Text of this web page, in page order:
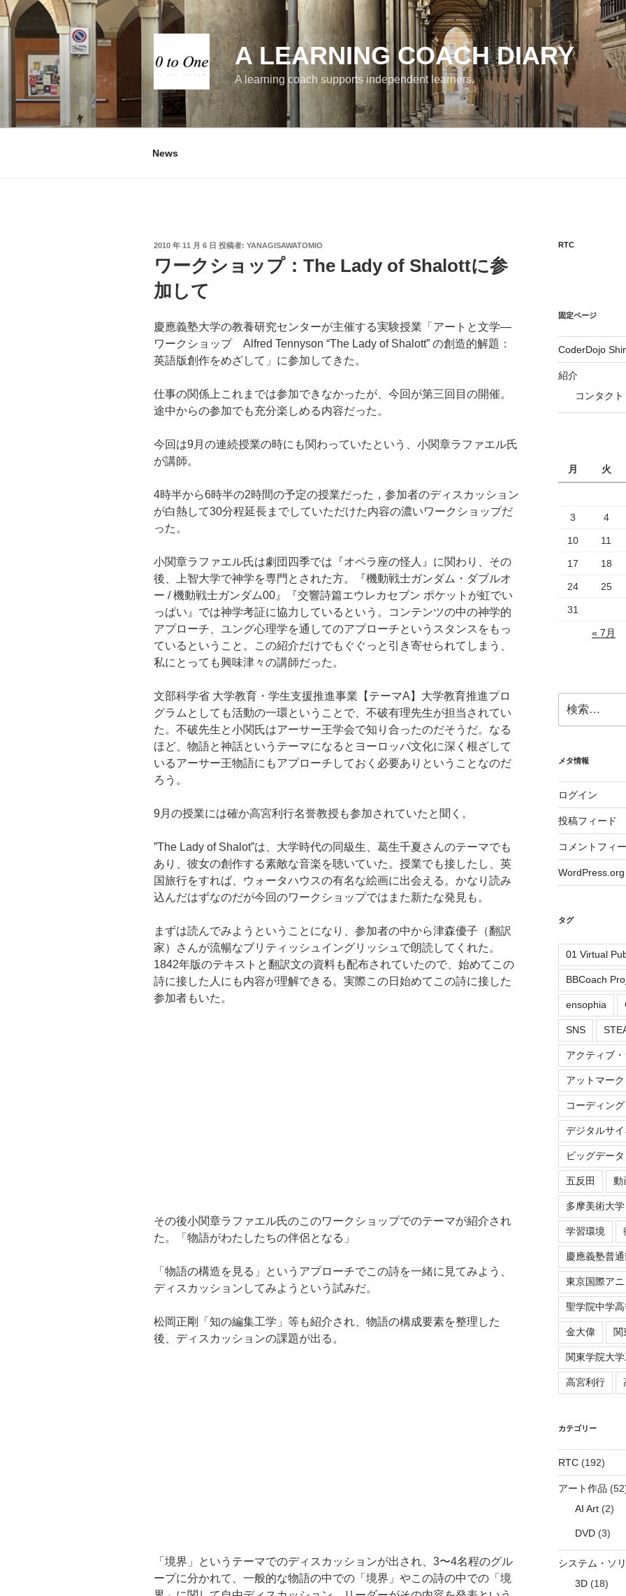
コ
ン
キ
A LEARNING COACH DIARY
A learning coach supports independent learners.
News
投
日:
2010 年 11 月 6 日 投稿者: YANAGISAWATOMIO
ワークショップ：The Lady of Shalottに参
加して
慶應義塾大学の教養研究センターが主催する実験授業「アートと文学—
ワークショップ Alfred Tennyson “The Lady of Shalott” の創造的解題：
英語版創作をめざして」に参加してきた。
仕事の関係上これまでは参加できなかったが、今回が第三回目の開催。
途中からの参加でも充分楽しめる内容だった。
今回は9月の連続授業の時にも関わっていたという、小関章ラファエル氏
が講師。
4時半から6時半の2時間の予定の授業だった，参加者のディスカッション
が白熱して30分程延長までしていただけた内容の濃いワークショップだ
った。
小関章ラファエル氏は劇団四季では『オペラ座の怪人』に関わり、その
後、上智大学で神学を専門とされた方。『機動戦士ガンダム・ダブルオ
ー / 機動戦士ガンダム00』『交響詩篇エウレカセブン ポケットが虹でい
っぱい』では神学考証に協力しているという。コンテンツの中の神学的
アプローチ、ユング心理学を通してのアプローチというスタンスをもっ
ているということ。この紹介だけでもぐぐっと引き寄せられてしまう、
私にとっても興味津々の講師だった。
文部科学省 大学教育・学生支援推進事業【テーマA】大学教育推進プロ
グラムとしても活動の一環ということで、不破有理先生が担当されてい
た。不破先生と小関氏はアーサー王学会で知り合ったのだそうだ。なる
ほど、物語と神話というテーマになるとヨーロッパ文化に深く根ざして
いるアーサー王物語にもアプローチしておく必要ありということなのだ
ろう。
9月の授業には確か高宮利行名誉教授も参加されていたと聞く。
”The Lady of Shalot”は、大学時代の同級生、葛生千夏さんのテーマでも
あり、彼女の創作する素敵な音楽を聴いていた。授業でも接したし、英
国旅行をすれば、ウォータハウスの有名な絵画に出会える。かなり読み
込んだはずなのだが今回のワークショップではまた新たな発見も。
まずは読んでみようということになり、参加者の中から津森優子（翻訳
家）さんが流暢なブリティッシュイングリッシュで朗読してくれた。
1842年版のテキストと翻訳文の資料も配布されていたので、始めてこの
詩に接した人にも内容が理解できる。実際この日始めてこの詩に接した
参加者もいた。
その後小関章ラファエル氏のこのワークショップでのテーマが紹介され
た。「物語がわたしたちの伴侶となる」
「物語の構造を見る」というアプローチでこの詩を一緒に見てみよう、
ディスカッションしてみようという試みだ。
松岡正剛「知の編集工学」等も紹介され、物語の構成要素を整理した
後、ディスカッションの課題が出る。
「境界」というテーマでのディスカッションが出され、3〜4名程のグル
ープに分かれて、一般的な物語の中での「境界」やこの詩の中での「境
RTC
固定ページ
CoderDojo
紹介
コンタクト
月
火
3 4
10 11
17 18
24 25
31
« 7月
索:
メタ情報
ログイン
投稿フィード
コメントフィ
WordPress.org
タグ
01 Virtual
BBCoach
ensophia
SNS
アクティブ
アットマー
コーディング
デジタルサ
ビッグデータ
五反田 動
多摩美術大学
学習環境
慶應義塾普
東京国際ア
聖学院中学
金大偉 関
関東学院大
高宮利行
カテゴリー
RTC(192)
アート作品
AI Art(2)
DVD(3)
システム・ソ
3D(18)